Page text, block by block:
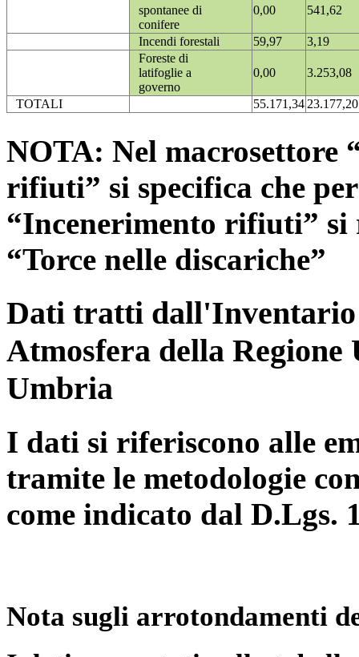
spontanee di
conifere
0,00 541,62
Incendi forestali 59,97
3,19
Foreste di
latifoglie a
governo
0,00 3.253,08
TOTALI 55.171,3423.177,20
NOTA: Nel macrosettore
rifiuti” si specifica che
“Incenerimento rifiuti”
“Torce nelle discariche”
Dati tratti dall'Inventario
Atmosfera della
Umbria
I dati si riferiscono alle
tramite le metodologie
come indicato dal D.Lgs.
Nota sugli arrotondamenti